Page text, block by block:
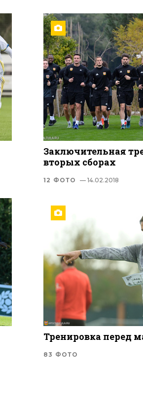
Заключительная
вторых сборах
12 ФОТО — 14.02.2018
Тренировка перед
83 ФОТО